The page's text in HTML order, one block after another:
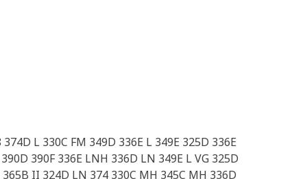
L 330C FM 349D 336E L 349E 325D 336E
390F 336E LNH 336D LN 349E L VG 325D
II 324D LN 374 330C MH 345C MH 336D